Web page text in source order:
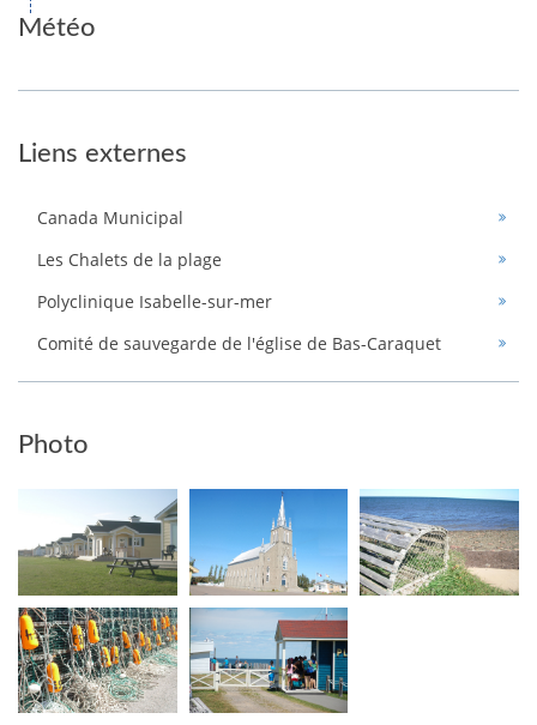
Météo
Liens externes
Canada Municipal
Les Chalets de la plage
Polyclinique Isabelle-sur-mer
Comité de sauvegarde de l'église de Bas-Caraquet
Photo